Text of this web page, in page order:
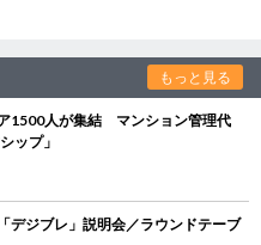
もっと見る
1500人が集結 マンション管理代
ップ」
ジブレ」説明会／ラウンドテーブ